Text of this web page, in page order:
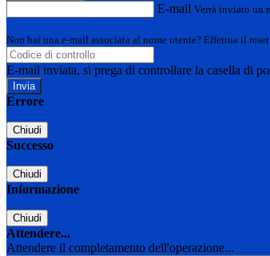
E-mail Verrà inviato un
Non hai una e-mail associata al nome utente? Effettua il
E-mail inviata, si prega di controllare la casella di
Errore
Chiudi
Successo
Chiudi
Informazione
Chiudi
Attendere...
Attendere il completamento dell'operazione...